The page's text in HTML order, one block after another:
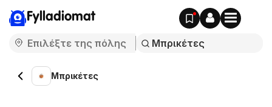
Fylladiomat
Μπρικέτες